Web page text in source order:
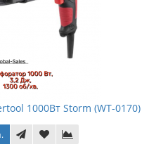
1000Вт Storm (WT-0170)